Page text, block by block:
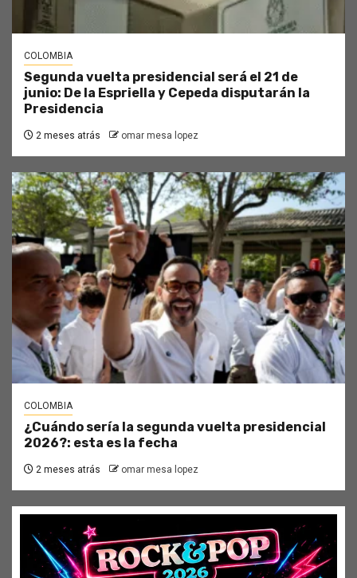
COLOMBIA
Segunda vuelta presidencial será el 21 de
junio: De la Espriella y Cepeda disputarán la
Presidencia
2 meses atrás omar mesa lopez
COLOMBIA
¿Cuándo sería la segunda vuelta presidencial
2026?: esta es la fecha
2 meses atrás omar mesa lopez